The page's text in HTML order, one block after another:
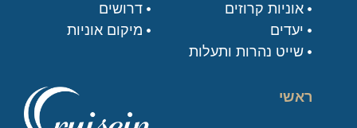
ראשי
דרושים
מיקום אוניות
אוניות קרוזים
יעדים
שייט נהרות ותעלות